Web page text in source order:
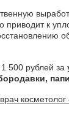
приводит к
500 рублей за